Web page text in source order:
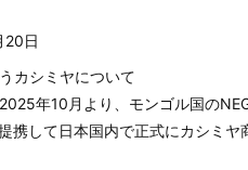
20日
カシミヤについて
年10月より、モンゴル国の
携して日本国内で正式にカシミヤ